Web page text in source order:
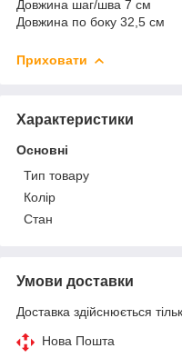
Довжина шаг/шва 7 см
Довжина по боку 32,5 см
Приховати
Характеристики
Основні
Тип товару
Колір
Стан
Умови доставки
Доставка здійснюється
Нова Пошта